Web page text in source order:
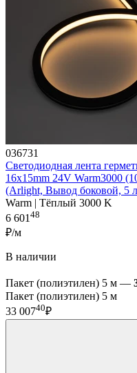
036731
Светодиодная лента
16x15mm 24V Warm3000
(Arlight, Вывод боковой, 5
Warm | Тёплый 3000 K
6 601 48
₽/м
В наличии
Пакет (полиэтилен) 5 м —
Пакет (полиэтилен) 5 м
33 00740₽